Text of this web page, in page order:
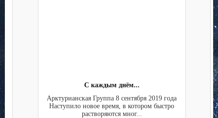
С каждым днём...
Арктурианская Группа 8 сентября 2019 года
Наступило новое время, в котором быстро
растворяются мног...